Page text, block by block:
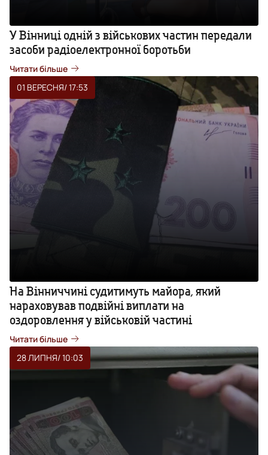
У Вінниці одній з військових частин передали
засоби радіоелектронної боротьби
Читати більше
01 ВЕРЕСНЯ/ 17:53
На Вінниччині судитимуть майора, який
нараховував подвійні виплати на
оздоровлення у військовій частині
Читати більше
28 ЛИПНЯ/ 10:03